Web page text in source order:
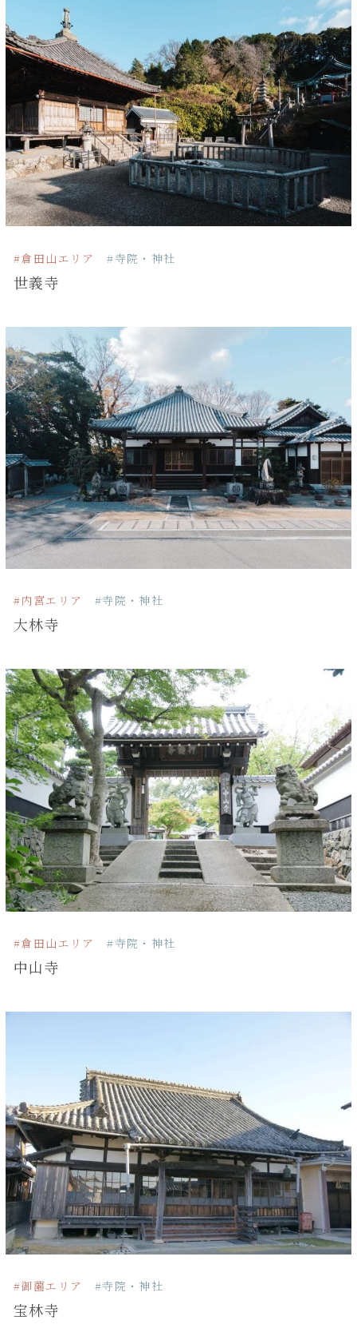
#倉田山エリア #寺院・神社
世義寺
#内宮エリア #寺院・神社
大林寺
#倉田山エリア #寺院・神社
中山寺
#御薗エリア #寺院・神社
宝林寺